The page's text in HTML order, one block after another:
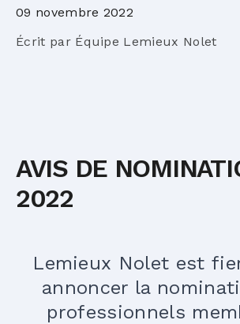
09 novembre 2022
Écrit par Équipe Lemieux Nolet
AVIS DE
2022
Lemieux Nolet est
annoncer la
professionnels